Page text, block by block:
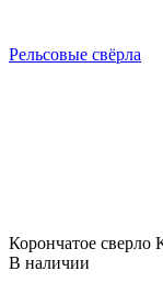
Рельсовые свёрла
Корончатое сверло
В наличии